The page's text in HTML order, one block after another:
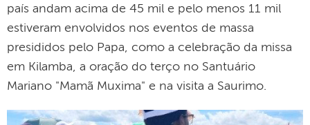
país andam acima de 45 mil e pelo menos 11 mil
estiveram envolvidos nos eventos de massa
presididos pelo Papa, como a celebração da missa
em Kilamba, a oração do terço no Santuário
Mariano "Mamã Muxima" e na visita a Saurimo.